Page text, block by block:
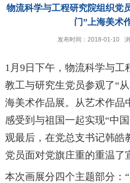
物流科学与工程研究院组织党
门”上海美术
发布时间：2018-01-10
1 月9日下午，物流科学与工
教工与研究生党员参观了“
海美术作品展。从艺术作品
感受到与祖国一起实现“中
观最后，在党总支书记韩皓
党员面对党旗庄重的重温了
本次画展分四个主题部分：